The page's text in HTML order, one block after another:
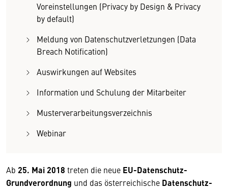
Voreinstellungen (Privacy by Design & Privacy
by default)
Meldung von Datenschutzverletzungen (Data
Breach Notification)
Auswirkungen auf Websites
Information und Schulung der Mitarbeiter
Musterverarbeitungsverzeichnis
Webinar
Ab 25. Mai 2018 treten die neue EU-Datenschutz-
Grundverordnung und das österreichische Datenschutz-